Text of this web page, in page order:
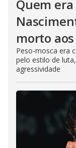
Quem era
morto
Peso-mosca era
pelo estilo de
agressividade